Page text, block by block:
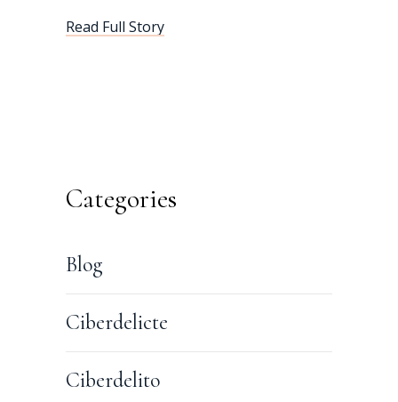
Read Full Story
Categories
Blog
Ciberdelicte
Ciberdelito